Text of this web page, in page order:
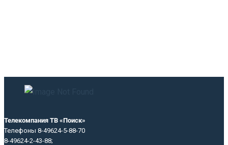
Телекомпания ТВ «Поиск»
Телефоны 8-49624-5-88-70
8-49624-2-43-88;